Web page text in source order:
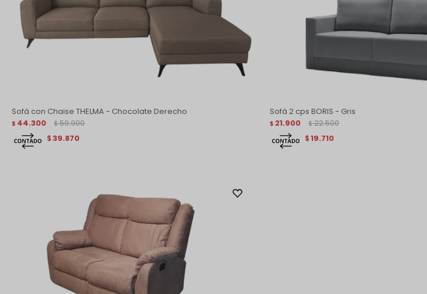
Sofá con Chaise THELMA - Chocolate Derecho
$ 44.300 $ 59.900
$39.870
Sofá 2 cps BORIS - Gris
$ 21.900 $ 22.500
$ 19.710